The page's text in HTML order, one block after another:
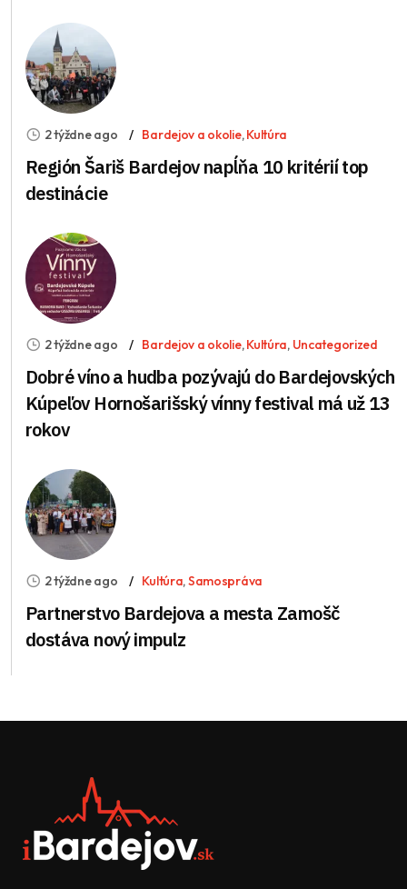
2 týždne ago Bardejov a okolie,Kultúra
Región Šariš Bardejov napĺňa 10 kritérií top
destinácie
2 týždne ago Bardejov a okolie,Kultúra, Uncategorized
Dobré víno a hudba pozývajú do Bardejovských
Kúpeľov Hornošarišský vínny festival má už 13
rokov
2 týždne ago Kultúra,Samospráva
Partnerstvo Bardejova a mesta Zamošč
dostáva nový impulz